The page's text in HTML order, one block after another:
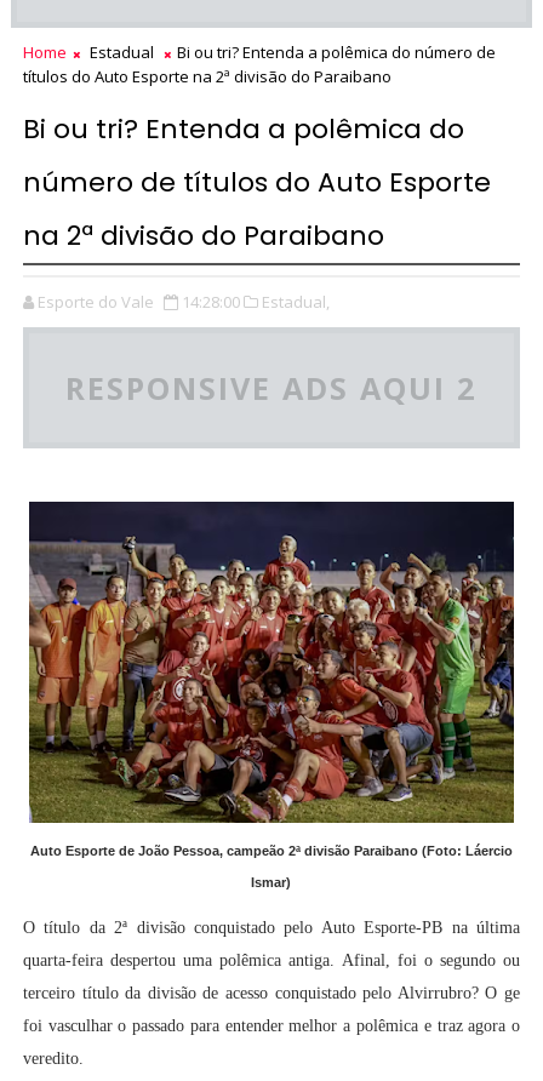
Home Estadual
Bi ou tri? Entenda a polêmica do número de
títulos do Auto Esporte na 2ª divisão do Paraibano
Bi ou tri? Entenda a polêmica do
número de títulos do Auto Esporte
na 2ª divisão do Paraibano
Esporte do Vale 14:28:00 Estadual,
RESPONSIVE ADS AQUI 2
Auto Esporte de João Pessoa, campeão 2ª divisão Paraibano (Foto: Láercio
Ismar)
O título da 2ª divisão conquistado pelo Auto Esporte-PB na última
quarta-feira despertou uma polêmica antiga. Afinal, foi o segundo ou
terceiro título da divisão de acesso conquistado pelo Alvirrubro? O ge
foi vasculhar o passado para entender melhor a polêmica e traz agora o
veredito.